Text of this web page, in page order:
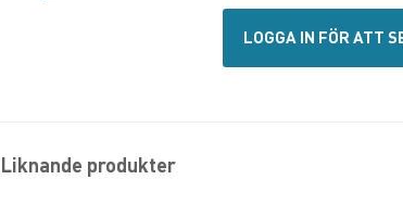
LOGGA IN FÖR ATT
Liknande produkter